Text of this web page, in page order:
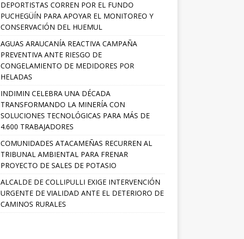
DEPORTISTAS CORREN POR EL FUNDO
PUCHEGÜÍN PARA APOYAR EL MONITOREO Y
CONSERVACIÓN DEL HUEMUL
AGUAS ARAUCANÍA REACTIVA CAMPAÑA
PREVENTIVA ANTE RIESGO DE
CONGELAMIENTO DE MEDIDORES POR
HELADAS
INDIMIN CELEBRA UNA DÉCADA
TRANSFORMANDO LA MINERÍA CON
SOLUCIONES TECNOLÓGICAS PARA MÁS DE
4.600 TRABAJADORES
COMUNIDADES ATACAMEÑAS RECURREN AL
TRIBUNAL AMBIENTAL PARA FRENAR
PROYECTO DE SALES DE POTASIO
ALCALDE DE COLLIPULLI EXIGE INTERVENCIÓN
URGENTE DE VIALIDAD ANTE EL DETERIORO DE
CAMINOS RURALES